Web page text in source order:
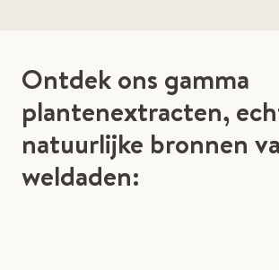
Ontdek ons gamma
plantenextracten,
natuurlijke bronnen
weldaden: